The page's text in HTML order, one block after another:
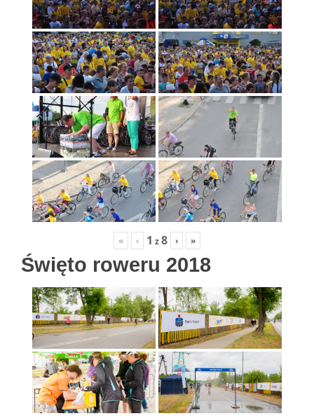
« ‹ 1 z8 › »
Święto roweru 2018